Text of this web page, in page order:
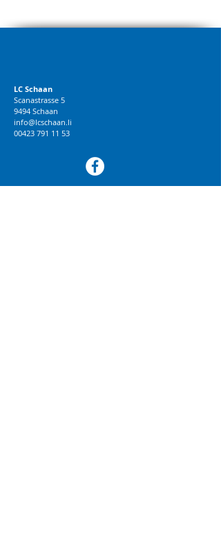
LC Schaan
Scanastrasse 5
9494 Schaan
info@lcschaan.li
00423 791 11 53